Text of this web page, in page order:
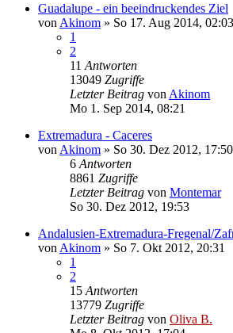
Guadalupe - ein beeindruckendes Ziel
von Akinom » So 17. Aug 2014, 02:03
1
2
11 Antworten
13049 Zugriffe
Letzter Beitrag von Akinom
Mo 1. Sep 2014, 08:21
Extremadura - Caceres
von Akinom » So 30. Dez 2012, 17:50
6 Antworten
8861 Zugriffe
Letzter Beitrag von Montemar
So 30. Dez 2012, 19:53
Andalusien-Extremadura-Fregenal/
von Akinom » So 7. Okt 2012, 20:31
1
2
15 Antworten
13779 Zugriffe
Letzter Beitrag von Oliva B.